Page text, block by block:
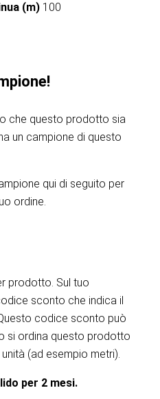
(m) 100
che questo prodotto sia
un campione di questo
qui di seguito per
ordine.
prodotto. Sul tuo
sconto che indica il
codice sconto può
si ordina questo prodotto
(ad esempio metri).
per 2 mesi.